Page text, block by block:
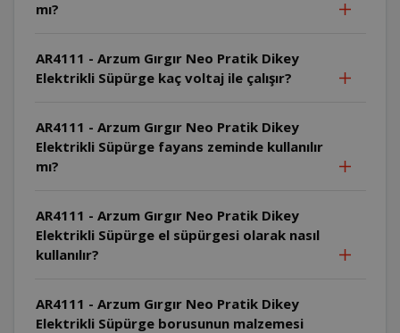
mı?
AR4111 - Arzum Gırgır Neo Pratik Dikey
Elektrikli Süpürge kaç voltaj ile çalışır?
AR4111 - Arzum Gırgır Neo Pratik Dikey
Elektrikli Süpürge fayans zeminde kullanılır
mı?
AR4111 - Arzum Gırgır Neo Pratik Dikey
Elektrikli Süpürge el süpürgesi olarak nasıl
kullanılır?
AR4111 - Arzum Gırgır Neo Pratik Dikey
Elektrikli Süpürge borusunun malzemesi